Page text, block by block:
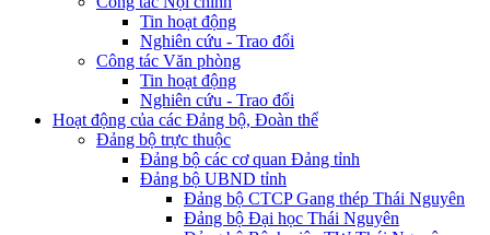
Tin hoạt động
Nghiên cứu - Trao đổi
Công tác Văn phòng
Tin hoạt động
Nghiên cứu - Trao đổi
Hoạt động của các Đảng bộ, Đoàn thể
Đảng bộ trực thuộc
Đảng bộ các cơ quan Đảng tỉnh
Đảng bộ UBND tỉnh
Đảng bộ CTCP Gang thép Thái Nguyên
Đảng bộ Đại học Thái Nguyên